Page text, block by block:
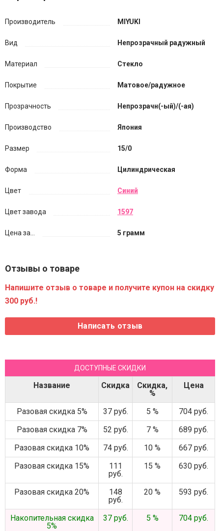
Производитель MIYUKI
Вид Непрозрачный радужный
Материал Стекло
Покрытие Матовое/радужное
Прозрачность Непрозрачн(-ый)/(-ая)
Производство Япония
Размер 15/0
Форма Цилиндрическая
Цвет Синий
Цвет завода 1597
Цена за... 5 грамм
Отзывы о товаре
Напишите отзыв о товаре и получите купон на скидку
300 руб.!
ДОСТУПНЫЕ СКИДКИ
Название Скидка
Скидка,
%
Цена
Разовая скидка 5% 37 руб. 5 %
704 руб.
Разовая скидка 7%
52 руб. 7 %
689 руб.
Разовая скидка 10%
74 руб. 10 %
667 руб.
Разовая скидка 15%
111
руб.
15 % 630 руб.
Разовая скидка 20%
148
руб.
20 % 593 руб.
Накопительная скидка
5%
37 руб. 5 % 704 руб.